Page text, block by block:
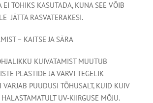
EI TOHIKS KASUTADA, KUNA SEE VÕIB
JÄTTA RASVATERAKESI.
– KAITSE JA SÄRA
KUIVATAMIST MUUTUB
PLASTIDE JA VÄRVI TEGELIK
VARJAB PUUDUSI TÕHUSALT, KUID KUIV
UV-KIIRGUSE MÕJU.